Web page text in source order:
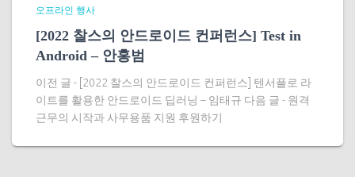
오프라인 행사
[2022 찰스의 안드로이드 컨퍼런스] Test in
Android – 안홍범
이전 글 - [2022 찰스의 안드로이드 컨퍼런스] 텐서플로 라
이트를 활용한 안드로이드 딥러닝 – 임태규 다음 글 - 원격
근무의 시작과 사무용품 지원 후원하기